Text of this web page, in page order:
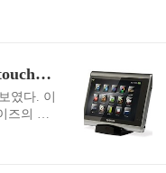
미미한
iPhone
티플..
Jobs가 초췌한 모습으로
나, 이번 미디어 이벤트의
이다. 미디어 이벤트의
. 간이식 수술로 인해 수척
여전히 Apple의 근심거
Toshiba의 신형 Tablet, JournE touch공개
였다. 이
즈의 제
이스